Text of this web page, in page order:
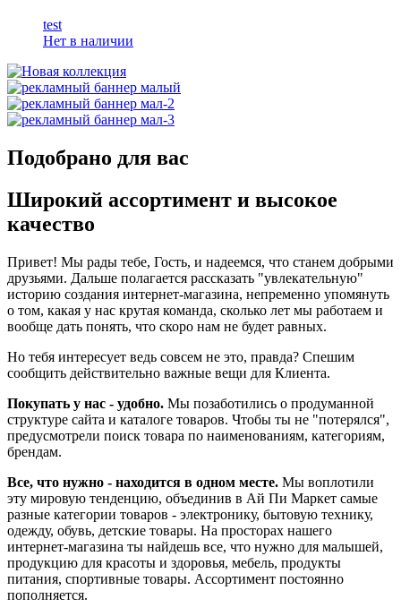
test
Нет в наличии
Подобрано для вас
Широкий ассортимент и высокое
качество
Привет! Мы рады тебе, Гость, и надеемся, что станем добрыми
друзьями. Дальше полагается рассказать "увлекательную"
историю создания интернет-магазина, непременно упомянуть
о том, какая у нас крутая команда, сколько лет мы работаем и
вообще дать понять, что скоро нам не будет равных.
Но тебя интересует ведь совсем не это, правда? Спешим
сообщить действительно важные вещи для Клиента.
Покупать у нас - удобно. Мы позаботились о продуманной
структуре сайта и каталоге товаров. Чтобы ты не "потерялся",
предусмотрели поиск товара по наименованиям, категориям,
брендам.
Все, что нужно - находится в одном месте. Мы воплотили
эту мировую тенденцию, объединив в Ай Пи Маркет самые
разные категории товаров - электронику, бытовую технику,
одежду, обувь, детские товары. На просторах нашего
интернет-магазина ты найдешь все, что нужно для малышей,
продукцию для красоты и здоровья, мебель, продукты
питания, спортивные товары. Ассортимент постоянно
пополняется.